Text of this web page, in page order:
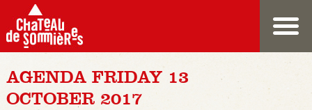
AGENDA FRIDAY 13
OCTOBER 2017